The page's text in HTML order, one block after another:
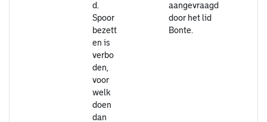
d.
Spoor
bezett
en is
verbo
den,
voor
welk
doen
dan
aangevraagd
door het lid
Bonte.